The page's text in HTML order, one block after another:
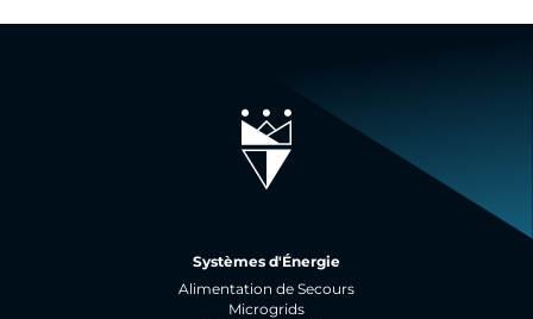
Systèmes d'Énergie
Alimentation de Secours
Microgrids